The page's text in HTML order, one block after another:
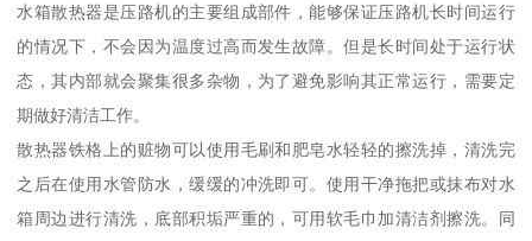
水箱散热器是压路机的主要组成部件，能够保证压路机长时间运行
的情况下，不会因为温度过高而发生故障。但是长时间处于运行状
态，其内部就会聚集很多杂物，为了避免影响其正常运行，需要定
期做好清洁工作。
散热器铁格上的赃物可以使用毛刷和肥皂水轻轻的擦洗掉，清洗完
之后在使用水管防水，缓缓的冲洗即可。使用干净拖把或抹布对水
箱周边进行清洗，底部积垢严重的，可用软毛巾加清洁剂擦洗。同